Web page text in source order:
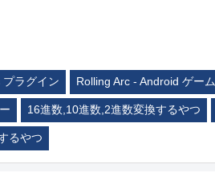
ラグイン Rolling Arc - Android ゲーム
16進数,10進数,2進数変換するやつ
るやつ